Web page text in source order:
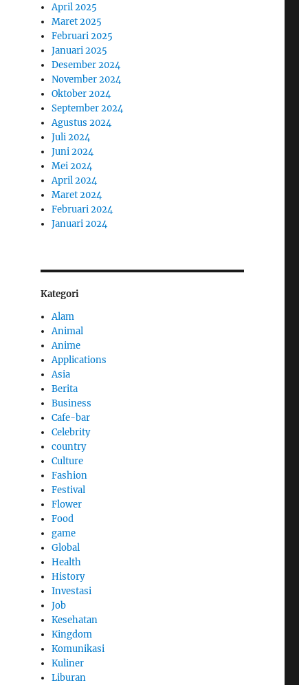
April 2025
Maret 2025
Februari 2025
Januari 2025
Desember 2024
November 2024
Oktober 2024
September 2024
Agustus 2024
Juli 2024
Juni 2024
Mei 2024
April 2024
Maret 2024
Februari 2024
Januari 2024
Kategori
Alam
Animal
Anime
Applications
Asia
Berita
Business
Cafe-bar
Celebrity
country
Culture
Fashion
Festival
Flower
Food
game
Global
Health
History
Investasi
Job
Kesehatan
Kingdom
Komunikasi
Kuliner
Liburan